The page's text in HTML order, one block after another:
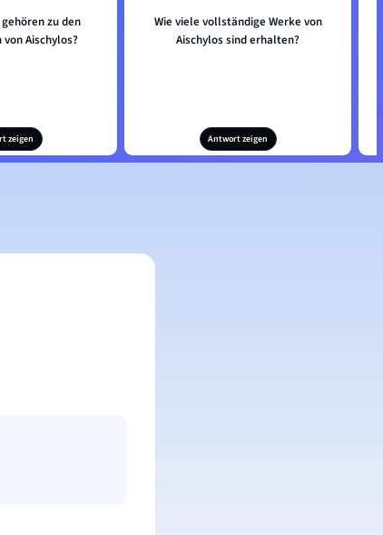
zu den
Aischylos?
zeigen
Wie viele vollständige Werke von
Aischylos sind erhalten?
Antwort zeigen